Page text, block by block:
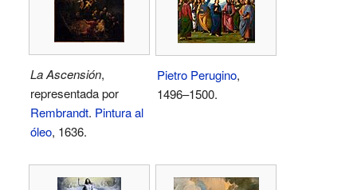
La Ascensión,
representada por
Rembrandt. Pintura al
óleo, 1636.
Pietro Perugino,
1496–1500.